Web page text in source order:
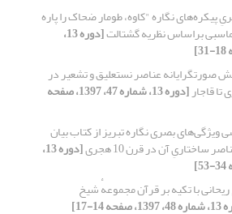
پیکره‌های نگاره "کاوه، طومار ضحاک را پاره
براساس نظریه گشتالت [دوره 13،
صورتگرایانه عناصر نستعلیق و تشعیر در
تا قاجار [دوره 13، شماره 47، 1397، صفحه
ویژگی‌های بصری نگاره تبریز از کتاب بیان
آن در قرن 10 هجری [دوره 13،
با تکیه بر قرآن مجموعهٔ شیخ
14-17]